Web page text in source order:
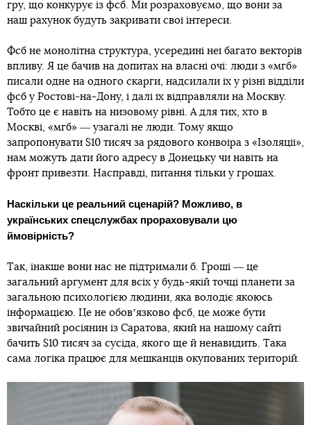
гру, що конкурує із фсб. Ми розраховуємо, що вони за
наш рахунок будуть закривати свої інтереси.
Фсб не монолітна структура, усередині неї багато векторів
впливу. Я це бачив на допитах на власні очі: люди з «мгб»
писали одне на одного скарги, надсилали їх у різні відділи
фсб у Ростові-на-Дону, і далі їх відправляли на Москву.
Тобто це є навіть на низовому рівні. А для тих, хто в
Москві, «мгб» ― узагалі не люди. Тому якщо
запропонувати $10 тисяч за рядового конвоїра з «Ізоляції»,
нам можуть дати його адресу в Донецьку чи навіть на
фронт привезти. Насправді, питання тільки у грошах.
Наскільки це реальний сценарій? Можливо, в
українських спецслужбах прораховували цю
ймовірність?
Так, інакше вони нас не підтримали б. Гроші ― це
загальний аргумент для всіх у будь-якій точці планети за
загальною психологією людини, яка володіє якоюсь
інформацією. Це не обовʼязково фсб, це може бути
звичайний росіянин із Саратова, який на нашому сайті
бачить $10 тисяч за сусіда, якого ще й ненавидить. Така
сама логіка працює для мешканців окупованих територій.